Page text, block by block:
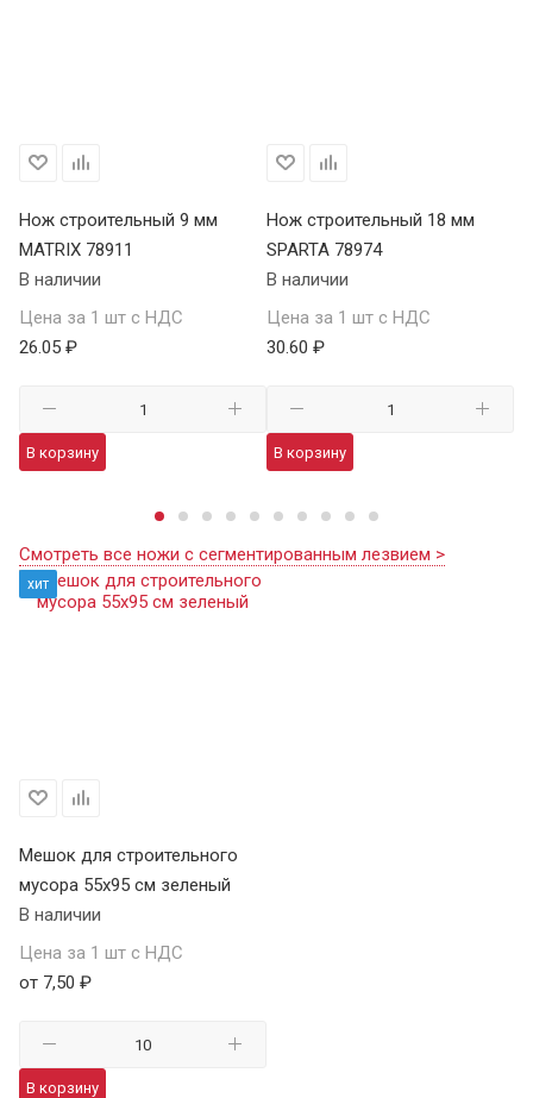
Нож строительный 9 мм
MATRIX 78911
В наличии
Цена за 1 шт с НДС
26.05 ₽
В корзину
Нож строительный 18 мм
SPARTA 78974
В наличии
Цена за 1 шт с НДС
30.60 ₽
В корзину
Смотреть все ножи с сегментированным лезвием >
хит
Мешок для строительного
мусора 55х95 см зеленый
В наличии
Цена за 1 шт с НДС
от 7,50 ₽
В корзину